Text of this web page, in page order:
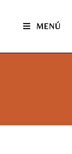
MENÚ